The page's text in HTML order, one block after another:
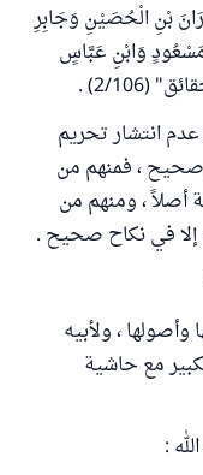
بْنِ الْحُصَيْنِ وَجَابِرِ
وَابْنِ عَبَّاسٍ
106) .
انتشار تحريم
صحيح ، فمنهم من
أصلاً ، ومنهم من
، إلا في نكاح صحيح .
، ولأبيه
مع حاشية
: